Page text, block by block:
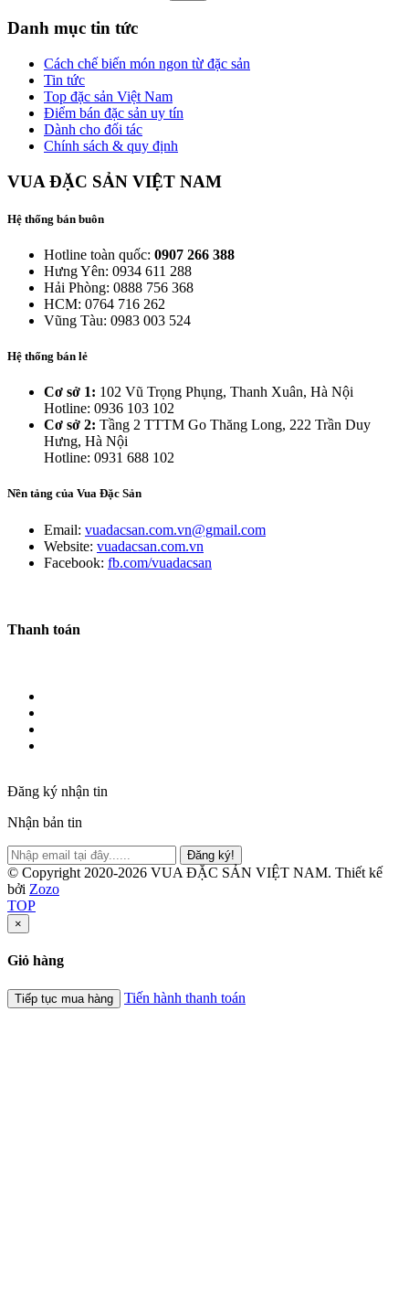
Danh mục tin tức
Cách chế biến món ngon từ đặc sản
Tin tức
Top đặc sản Việt Nam
Điểm bán đặc sản uy tín
Dành cho đối tác
Chính sách & quy định
VUA ĐẶC SẢN VIỆT NAM
Hệ thống bán buôn
Hotline toàn quốc: 0907 266 388
Hưng Yên: 0934 611 288
Hải Phòng: 0888 756 368
HCM: 0764 716 262
Vũng Tàu: 0983 003 524
Hệ thống bán lẻ
Cơ sở 1: 102 Vũ Trọng Phụng, Thanh Xuân, Hà Nội
Hotline: 0936 103 102
Cơ sở 2: Tầng 2 TTTM Go Thăng Long, 222 Trần Duy
Hưng, Hà Nội
Hotline: 0931 688 102
Nền tảng của Vua Đặc Sản
Email: vuadacsan.com.vn@gmail.com
Website: vuadacsan.com.vn
Facebook: fb.com/vuadacsan
Thanh toán
Đăng ký nhận tin
Nhận bản tin
Đăng ký!
© Copyright 2020-2026 VUA ĐẶC SẢN VIỆT NAM. Thiết kế
bởi Zozo
TOP
×
Giỏ hàng
Tiếp tục mua hàng Tiến hành thanh toán